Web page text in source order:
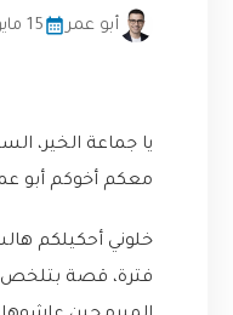
أبو عمر 15 مايو، 2026
يا جماعة الخير،
معكم أخوكم أبو
خلوني أحكيلكم
فترة، قصة بتلخص